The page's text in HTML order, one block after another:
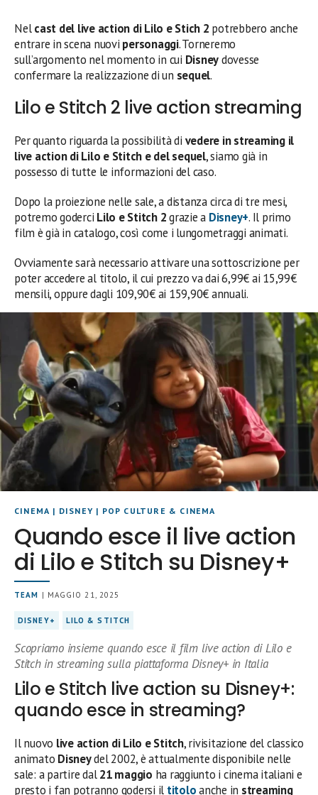
Nelcast del live action di Lilo e Stich 2 potrebbero anche
entrare in scena nuovi personaggi. Torneremo
sull’argomento nel momento in cui Disneydovesse
confermare la realizzazione di un sequel.
Lilo e Stitch 2 live action streaming
Per quanto riguarda la possibilità di vedere in streaming il
live action di Lilo e Stitch e del sequel, siamo già in
possesso di tutte le informazioni del caso.
Dopo la proiezione nelle sale, a distanza circa di tre mesi,
potremo goderci Lilo e Stitch 2grazie a Disney+. Il primo
film è già in catalogo, così come i lungometraggi animati.
Ovviamente sarà necessario attivare una sottoscrizione per
poter accedere al titolo, il cui prezzo va dai 6,99€ ai 15,99€
mensili, oppure dagli 109,90€ ai 159,90€ annuali.
CINEMA | DISNEY | POP CULTURE & CINEMA
Quando esce il live action
di Lilo e Stitch su Disney+
TEAM | MAGGIO 21, 2025
DISNEY+ LILO & STITCH
Scopriamo insieme quando esce il film live action di Lilo e
Stitch in streaming sulla piattaforma Disney+ in Italia
Lilo e Stitch live action su Disney+:
quando esce in streaming?
Il nuovo live action di Lilo e Stitch, rivisitazione del classico
animato Disneydel 2002, è attualmente disponibile nelle
sale: a partire dal21 maggio ha raggiunto i cinema italiani e
presto i fan potranno godersi il titoloanche in streaming